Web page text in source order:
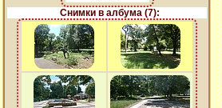
Снимки в албума (7):